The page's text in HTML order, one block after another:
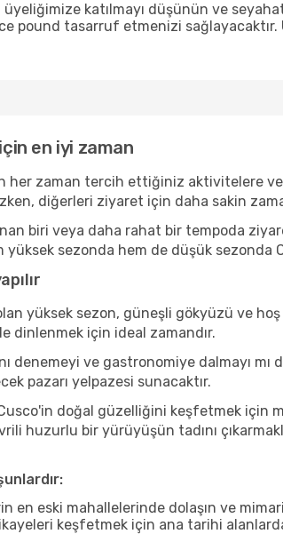
üyeliğimize katılmayı düşünün ve
pound tasarruf etmenizi
en iyi zaman
zaman tercih ettiğiniz aktivitelere ve
diğerleri ziyaret için daha sakin
biri veya daha rahat bir tempoda
sezonda hem de düşük sezonda
yüksek sezon, güneşli gökyüzü ve
dinlenmek için ideal zamandır.
denemeyi ve gastronomiye dalmayı
pazarı yelpazesi sunacaktır.
doğal güzelliğini keşfetmek için
huzurlu bir yürüyüşün tadını
en eski mahallelerinde dolaşın ve
keşfetmek için ana tarihi